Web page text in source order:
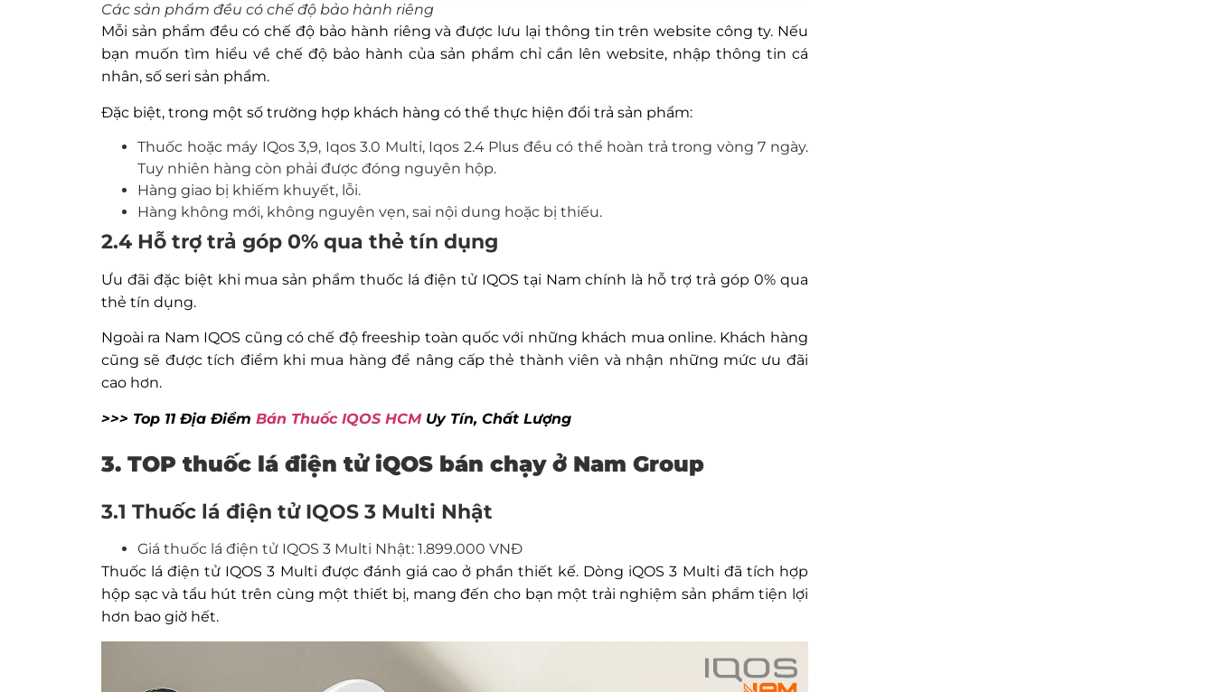
Các sản phẩm đều có chế độ bảo hành riêng
Mỗi sản phẩm đều có chế độ bảo hành riêng và được lưu lại thông tin trên website công ty. Nếu
bạn muốn tìm hiểu về chế độ bảo hành của sản phẩm chỉ cần lên website, nhập thông tin cá
nhân, số seri sản phẩm.
Đặc biệt, trong một số trường hợp khách hàng có thể thực hiện đổi trả sản phẩm:
Thuốc hoặc máy IQos 3,9, Iqos 3.0 Multi, Iqos 2.4 Plus đều có thể hoàn trả trong vòng 7 ngày.
Tuy nhiên hàng còn phải được đóng nguyên hộp.
Hàng giao bị khiếm khuyết, lỗi.
Hàng không mới, không nguyên vẹn, sai nội dung hoặc bị thiếu.
2.4 Hỗ trợ trả góp 0% qua thẻ tín dụng
Ưu đãi đặc biệt khi mua sản phẩm thuốc lá điện tử IQOS tại Nam chính là hỗ trợ trả góp 0% qua
thẻ tín dụng.
Ngoài ra Nam IQOS cũng có chế độ freeship toàn quốc với những khách mua online. Khách hàng
cũng sẽ được tích điểm khi mua hàng để nâng cấp thẻ thành viên và nhận những mức ưu đãi
cao hơn.
>>> Top 11 Địa Điểm Bán Thuốc IQOS HCMUy Tín, Chất Lượng
3. TOP thuốc lá điện tử iQOS bán chạy ở Nam Group
3.1 Thuốc lá điện tử IQOS 3 Multi Nhật
Giá thuốc lá điện tử IQOS 3 Multi Nhật: 1.899.000 VNĐ
Thuốc lá điện tử IQOS 3 Multi được đánh giá cao ở phần thiết kế. Dòng iQOS 3 Multi đã tích hợp
hộp sạc và tẩu hút trên cùng một thiết bị, mang đến cho bạn một trải nghiệm sản phẩm tiện lợi
hơn bao giờ hết.